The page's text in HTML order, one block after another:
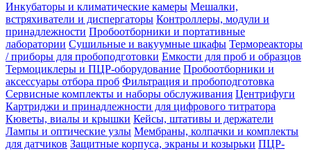
Инкубаторы и климатические камеры Мешалки,
встряхиватели и диспергаторы Контроллеры, модули и
принадлежности Пробоотборники и портативные
лаборатории Сушильные и вакуумные шкафы Термореакторы
/ приборы для пробоподготовки Емкости для проб и образцов
Термоциклеры и ПЦР-оборудование Пробоотборники и
аксессуары отбора проб Фильтрация и пробоподготовка
Сервисные комплекты и наборы обслуживания Центрифуги
Картриджи и принадлежности для цифрового титратора
Кюветы, виалы и крышки Кейсы, штативы и держатели
Лампы и оптические узлы Мембраны, колпачки и комплекты
для датчиков Защитные корпуса, экраны и козырьки ПЦР-